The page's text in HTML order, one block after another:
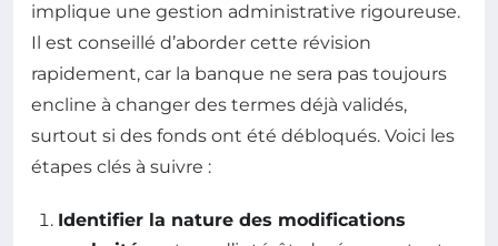
implique une gestion administrative rigoureuse.
Il est conseillé d’aborder cette révision
rapidement, car la banque ne sera pas toujours
encline à changer des termes déjà validés,
surtout si des fonds ont été débloqués. Voici les
étapes clés à suivre :
Identifier la nature des modifications